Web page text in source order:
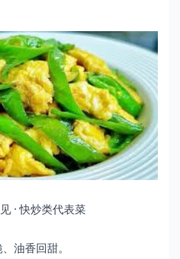
· 快炒类代表菜
油香回甜。